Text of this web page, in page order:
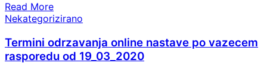
Read More
Nekategorizirano
Termini odrzavanja online nastave po vazecem
rasporedu od 19_03_2020